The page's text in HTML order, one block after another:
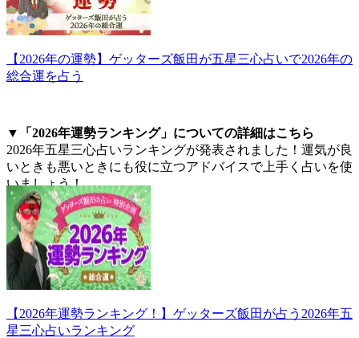
【2026年の運勢】ゲッターズ飯田が五星三心占いで2026年の
総合運を占う
▼「2026年運勢ランキング」についての詳細はこちら
2026年五星三心占いランキングが発表されました！運気が良
いときも悪いときにも役に立つアドバイスで上手く占いを使
いましょう！
【2026年運勢ランキング！】ゲッターズ飯田が占う2026年五
星三心占いランキング